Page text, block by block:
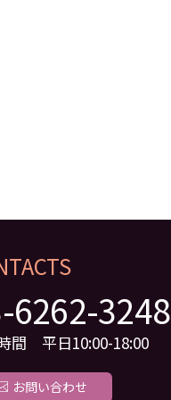
6262-3248
間 平日10:00-18:00
お問い合わせ